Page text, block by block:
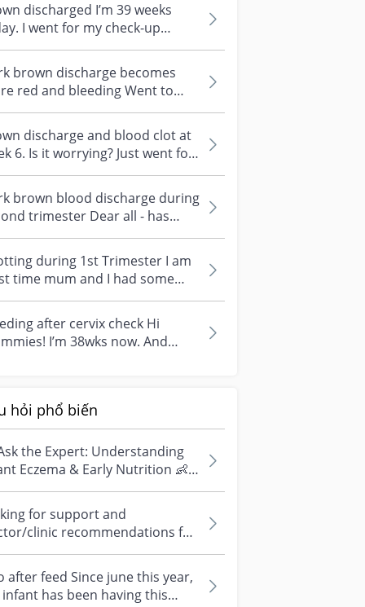
discharged I’m 39 weeks
I went for my check-up
and the doctor checked
brown discharge becomes
red and bleeding Went to
a&e yesterday due to brown
discharge and blood clot at
6. Is it worrying? Just went for
count check this week an...
brown blood discharge during
trimester Dear all - has
experienced dark brown
during 1st Trimester I am
time mum and I had some
brown discharge (just a bit) a...
after cervix check Hi
I’m 38wks now. And
hỏi phổ biến
the Expert: Understanding
Eczema & Early Nutrition 👶
questions about eczema,
for support and
clinic recommendations for
abortion i'm feeling really
after feed Since june this year,
infant has been having this